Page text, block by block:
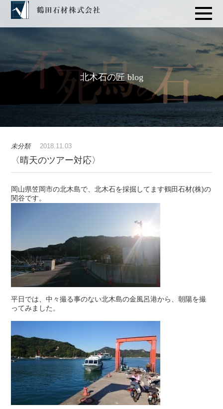
北木石の匠 blog
未分類 2018.11.03
〈晴天のツアー対応〉
岡山県笠岡市の北木島で、北木石を採掘してます鶴田石材(株)の
関谷です。
平日では、中々撮る事のない北木島の金風呂港から、朝陽を撮
ってみました。